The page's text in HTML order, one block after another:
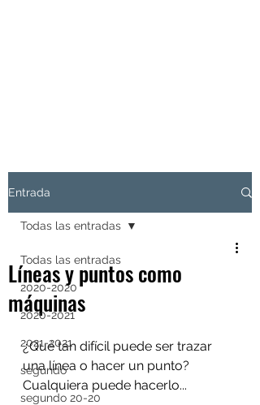
Entrada
Todas las entradas
2020-2020
2020-2021
2021-2021
segundo
segundo 20-20
Todas las entradas
Líneas y puntos como
máquinas
¿Qué tan difícil puede ser trazar
una línea o hacer un punto?
Cualquiera puede hacerlo...